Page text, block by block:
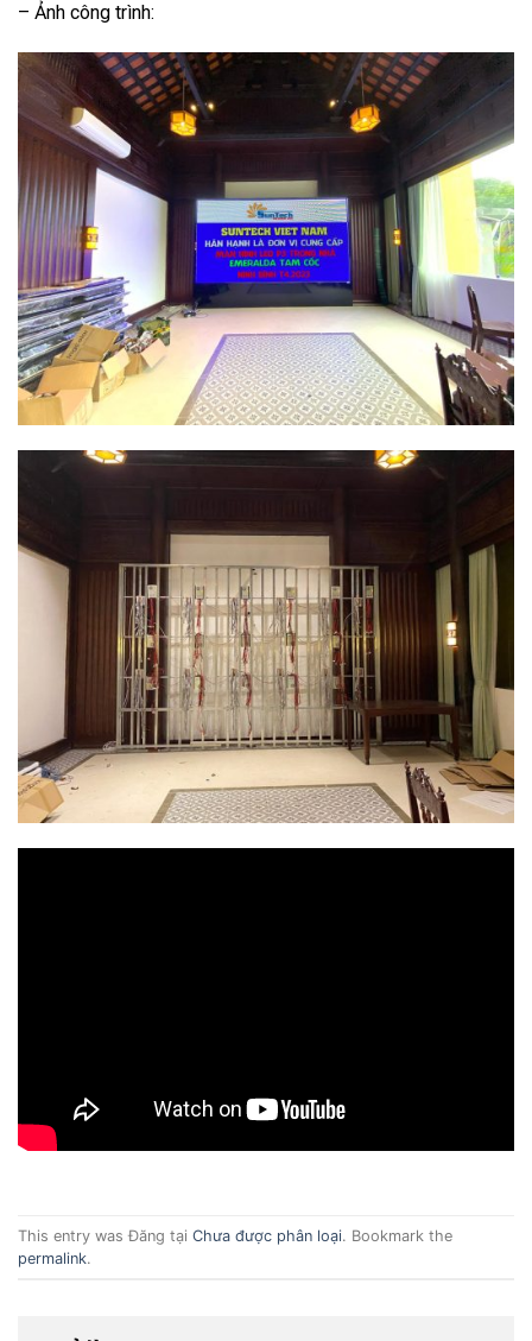
– Ảnh công trình:
This entry was Đăng tại Chưa được phân loại. Bookmark the
permalink.